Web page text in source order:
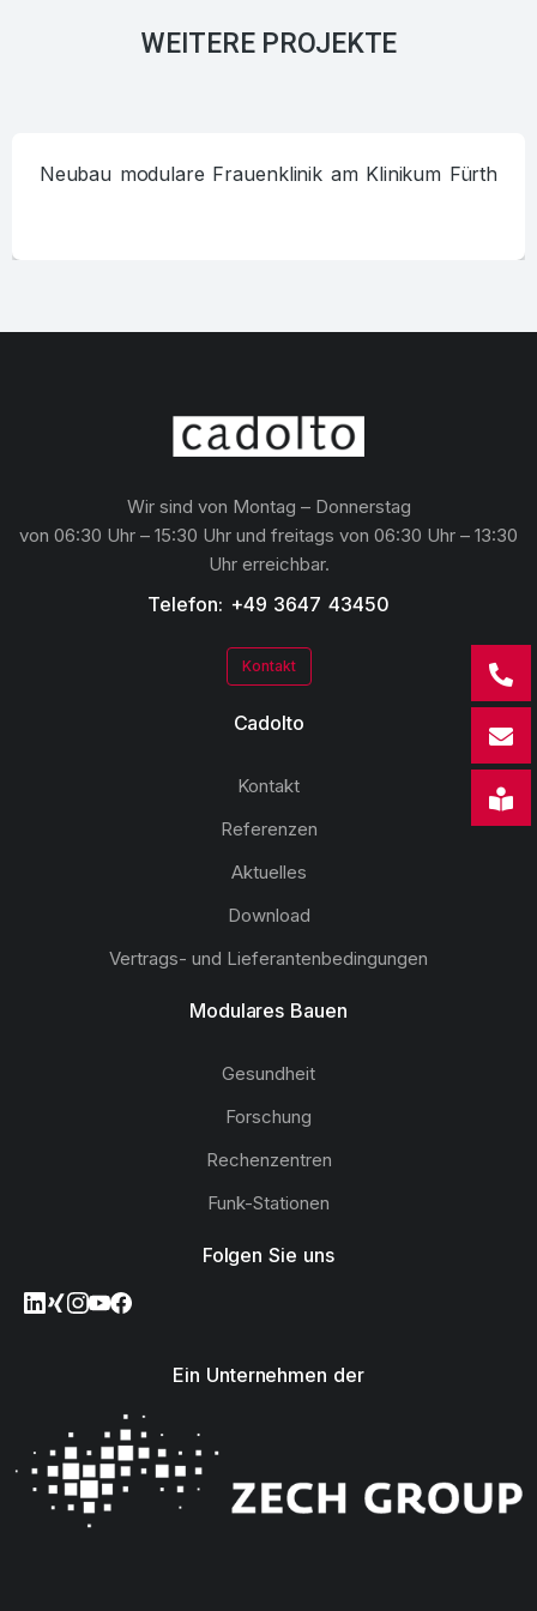
WEITERE PROJEKTE
Neubau modulare Frauenklinik am Klinikum Fürth
Wir sind von Montag – Donnerstag
von 06:30 Uhr – 15:30 Uhr und freitags von 06:30 Uhr – 13:30
Uhr erreichbar.
Telefon: +49 3647 43450
Kontakt
Cadolto
Kontakt
Referenzen
Aktuelles
Download
Vertrags- und Lieferantenbedingungen
Modulares Bauen
Gesundheit
Forschung
Rechenzentren
Funk-Stationen
Folgen Sie uns
Ein Unternehmen der